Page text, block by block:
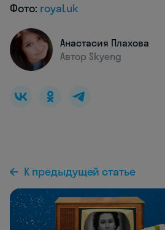
Фото: royal.uk
Анастасия Плахова
Автор Skyeng
К предыдущей статье